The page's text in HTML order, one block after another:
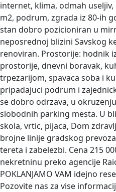
internet, klima, odmah
m2, podrum, zgrada iz 80-ih
stan dobro pozicioniran u
neposrednoj blizini Savskog
renoviran. Prostorije: hodnik
prostorije, dnevni boravak,
trpezarijom, spavaca soba i
pripadajuci podrum i
se dobro odrzava, u
slobodnih parking mesta. U
skola, vrtic, pijaca, Dom
brojne linije gradskog
tereta i zabelezbi. Cena 215
nekretninu preko agencije
POKLANJAMO VAM idejno
Pozovite nas za vise